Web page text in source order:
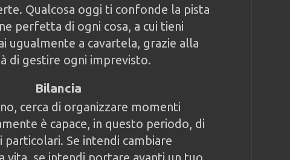
Qualcosa oggi ti confonde la pista
perfetta di ogni cosa, a cui tieni
ugualmente a cavartela, grazie alla
di gestire ogni imprevisto.
Bilancia
cerca di organizzare momenti
è capace, in questo periodo, di
Se intendi cambiare
vita, se intendi portare avanti un tuo